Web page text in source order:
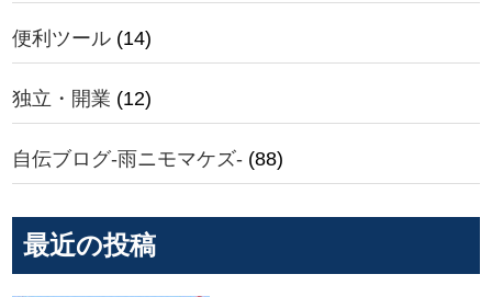
便利ツール (14)
独立・開業 (12)
自伝ブログ-雨ニモマケズ- (88)
最近の投稿